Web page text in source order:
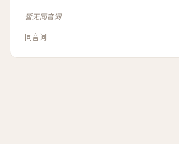
暂无同音词
同音词